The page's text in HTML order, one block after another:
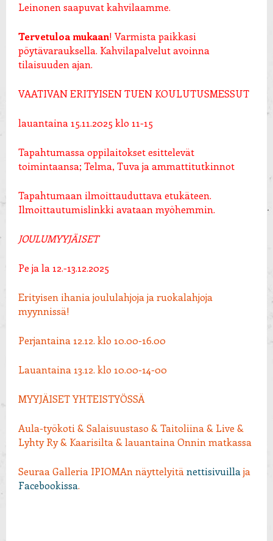
Leinonen saapuvat kahvilaamme.
Tervetuloa mukaan! Varmista paikkasi
pöytävarauksella. Kahvilapalvelut avoinna
tilaisuuden ajan.
VAATIVAN ERITYISEN TUEN KOULUTUSMESSUT
lauantaina 15.11.2025 klo 11-15
Tapahtumassa oppilaitokset esittelevät
toimintaansa; Telma, Tuva ja ammattitutkinnot
Tapahtumaan ilmoittauduttava etukäteen.
Ilmoittautumislinkki avataan myöhemmin.
JOULUMYYJÄISET
Pe ja la 12.-13.12.2025
Erityisen ihania joululahjoja ja ruokalahjoja
myynnissä!
Perjantaina 12.12. klo 10.00-16.00
Lauantaina 13.12. klo 10.00-14-00
MYYJÄISET YHTEISTYÖSSÄ
Aula-työkoti & Salaisuustaso & Taitoliina & Live &
Lyhty Ry & Kaarisilta & lauantaina Onnin matkassa
Seuraa Galleria IPIOMAn näyttelyitä nettisivuilla ja
Facebookissa.